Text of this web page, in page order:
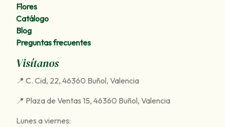
Flores
Catálogo
Blog
Preguntas frecuentes
Visítanos
📍 C. Cid, 22, 46360 Buñol, Valencia
📍 Plaza de Ventas 15, 46360 Buñol, Valencia
Lunes a viernes: